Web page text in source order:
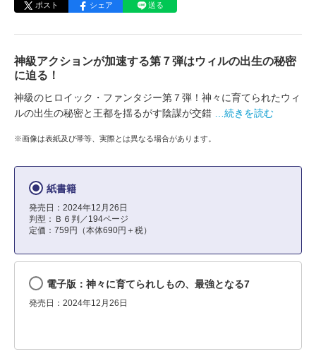
ポスト シェア 送る
神級アクションが加速する第７弾はウィルの出生の秘密
に迫る！
神級のヒロイック・ファンタジー第７弾！神々に育てられたウィ
ルの出生の秘密と王都を揺るがす陰謀が交錯
…続きを読む
※画像は表紙及び帯等、実際とは異なる場合があります。
紙書籍
発売日：2024年12月26日
判型：Ｂ６判／194ページ
定価：759円（本体690円＋税）
電子版：神々に育てられしもの、最強となる7
発売日：2024年12月26日